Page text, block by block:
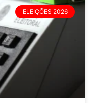
ELEIÇÕES 2026